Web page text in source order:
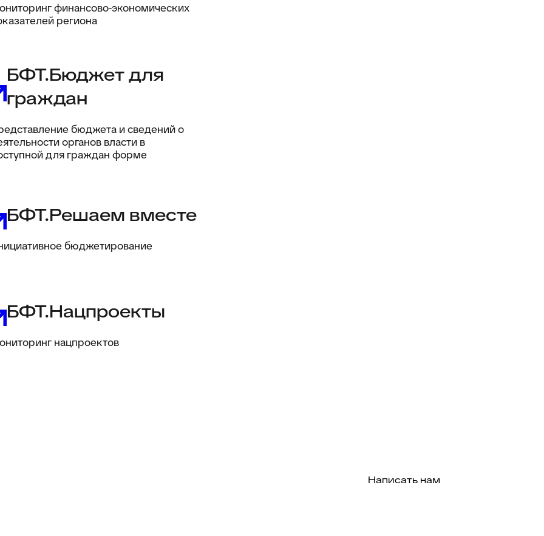
финансово-экономических
региона
БФТ.Бюджет для
граждан
бюджета и сведений о
органов власти в
для граждан форме
БФТ.Решаем вместе
бюджетирование
БФТ.Нацпроекты
нацпроектов
Написать нам